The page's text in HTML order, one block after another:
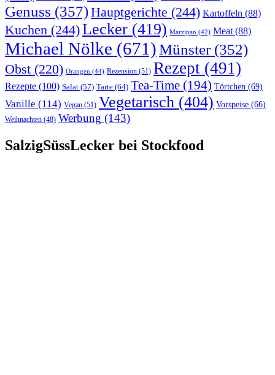
Genuss (357)Hauptgerichte (244) Kartoffeln (88)
Kuchen (244)Lecker (419) Marzipan (42) Meat(88)
Michael Nölke (671)Münster(352)
Obst (220) Orangen (44) Rezension (51) Rezept (491)
Rezepte (100) Salat (57) Tarte (64) Tea-Time (194) Törtchen (69)
Vanille (114) Vegan (51) Vegetarisch (404) Vorspeise (66)
Weihnachten (48) Werbung (143)
SalzigSüssLecker bei Stockfood